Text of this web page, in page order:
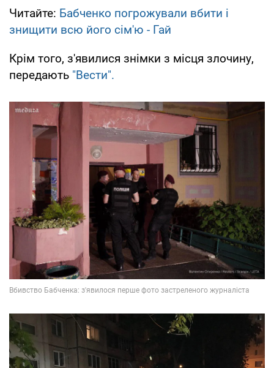
Читайте: Бабченко погрожували вбити і
знищити всю його сім'ю - Гай
Крім того, з'явилися знімки з місця злочину,
передають "Вести".